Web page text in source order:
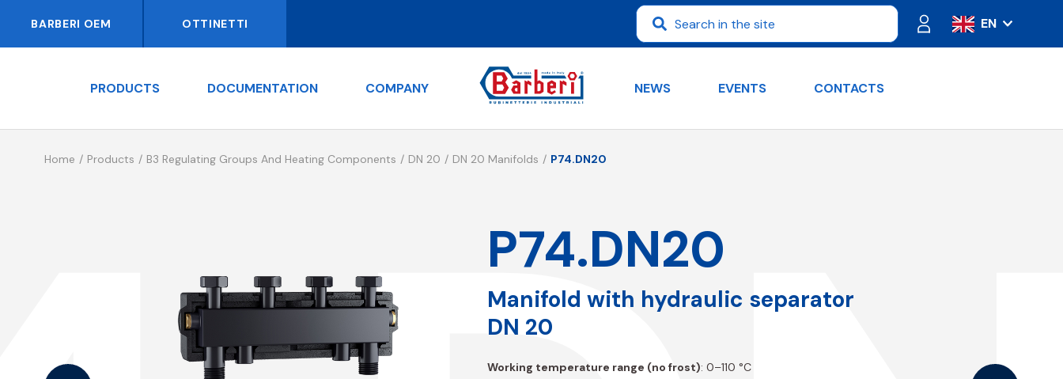
BARBERI OEM OTTINETTI
EN
IT
PT
PRODUCTS DOCUMENTATION COMPANY NEWS EVENTS CONTACTS
Home Products B3 Regulating Groups And Heating Components DN 20 DN 20 Manifolds P74.DN20
P74.DN20
Manifold with hydraulic separator
DN 20
Working temperature range (no frost): 0–110 °C